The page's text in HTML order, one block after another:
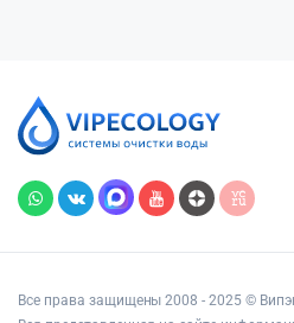
Все права защищены 2008 - 2025 ©